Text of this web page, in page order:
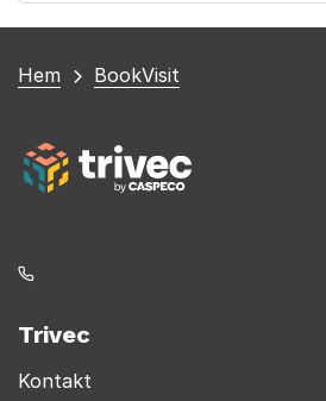
Du
Hem BookVisit
Trivec
Kontakt